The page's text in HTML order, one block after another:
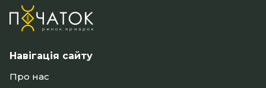
Навігація сайту
Про нас